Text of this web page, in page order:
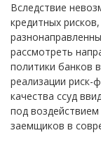
Вследствие
кредитных
рассмотреть
политики банков
реализации риск-
качества ссуд
под
заемщиков в